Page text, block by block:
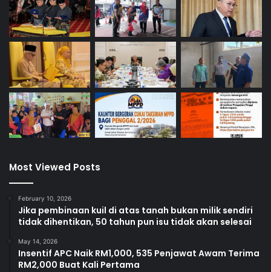
Most Viewed Posts
February 10, 2026
Jika pembinaan kuil di atas tanah bukan milik sendiri
tidak dihentikan, 50 tahun pun isu tidak akan selesai
May 14, 2026
Insentif APC Naik RM1,000, 535 Penjawat Awam Terima
RM2,000 Buat Kali Pertama